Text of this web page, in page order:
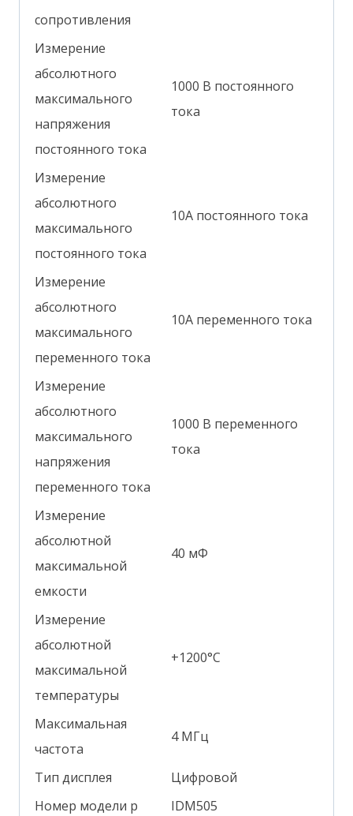
сопротивления
Измерение
абсолютного
максимального
напряжения
постоянного тока
1000 В постоянного
тока
Измерение
абсолютного
максимального
постоянного тока
10А постоянного тока
Измерение
абсолютного
максимального
переменного тока
10А переменного тока
Измерение
абсолютного
максимального
напряжения
переменного тока
1000 В переменного
тока
Измерение
абсолютной
максимальной
емкости
40 мФ
Измерение
абсолютной
максимальной
температуры
+1200°С
Максимальная
частота
4 МГц
Тип дисплея
Цифровой
Номер модели р
IDM505